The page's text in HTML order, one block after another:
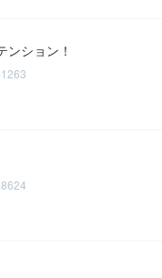
ンション！